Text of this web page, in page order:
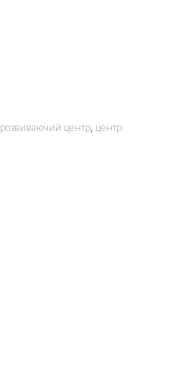
розвиваючий центр, центр